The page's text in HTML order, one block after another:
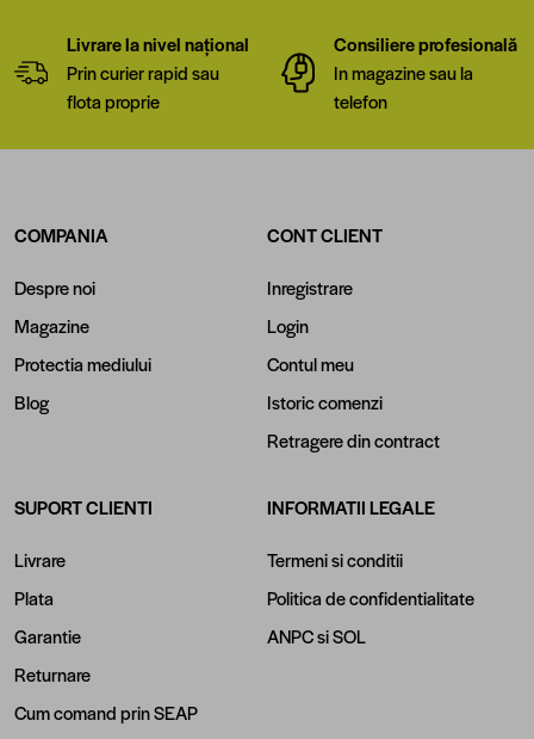
Livrare la nivel național
Prin curier rapid sau
flota proprie
Consiliere profesională
In magazine sau la
telefon
COMPANIA
Despre noi
Magazine
Protectia mediului
Blog
CONT CLIENT
Inregistrare
Login
Contul meu
Istoric comenzi
Retragere din contract
SUPORT CLIENTI
Livrare
Plata
Garantie
Returnare
Cum comand prin SEAP
INFORMATII LEGALE
Termeni si conditii
Politica de confidentialitate
ANPCsiSOL